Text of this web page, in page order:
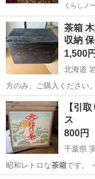
くらしノ
茶箱
収納
1,500円
北海道
方のみ、ご購入ください
らは黒く塗装をし…
北海道 岩見沢市
【引
ス
800円
千葉県
昭和レトロな茶箱です。